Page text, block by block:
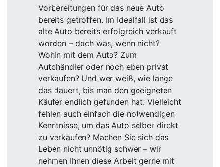
Vorbereitungen für das neue Auto
bereits getroffen. Im Idealfall ist das
alte Auto bereits erfolgreich verkauft
worden – doch was, wenn nicht?
Wohin mit dem Auto? Zum
Autohändler oder noch eben privat
verkaufen? Und wer weiß, wie lange
das dauert, bis man den geeigneten
Käufer endlich gefunden hat. Vielleicht
fehlen auch einfach die notwendigen
Kenntnisse, um das Auto selber direkt
zu verkaufen? Machen Sie sich das
Leben nicht unnötig schwer – wir
nehmen Ihnen diese Arbeit gerne mit